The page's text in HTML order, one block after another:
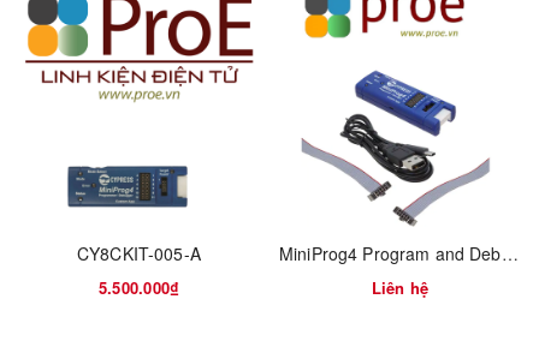
MiniProg3 Program/Debug Device
Program/Debug Ribbon Cable
USB Cable
12V AC Power Adapter
https://www.cypress.com/go/training
Software Title Description Link
CY8CKIT-005-A
5.500.000₫
MiniProg4 Program and Debug Kit
Liên hệ